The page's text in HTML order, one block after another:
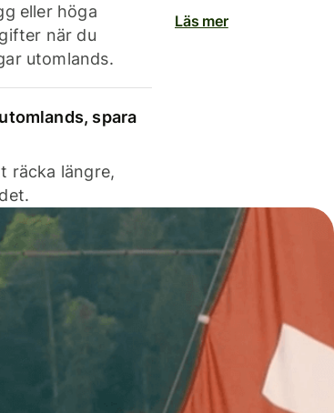
eller höga
när du
utomlands.
spara
räcka längre,
Läs mer